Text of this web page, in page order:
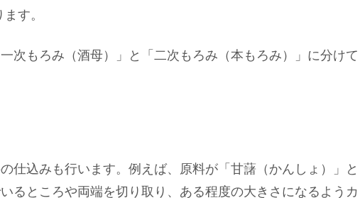
す。
次もろみ（酒母）」と「二次もろみ（本もろみ）」に分けて
込みも行います。例えば、原料が「甘藷（かんしょ）」と
るところや両端を切り取り、ある程度の大きさになるようカ